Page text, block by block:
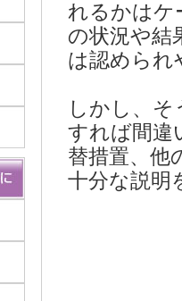
れるかはケ
の状況や結
は認められ
しかし、
すれば間違
替措置、他
十分な説明